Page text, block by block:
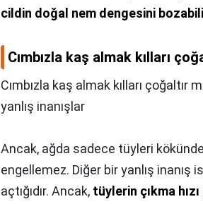
cildin doğal nem dengesini
Cımbızla kaş almak kılları
Cımbızla kaş almak kılları çoğaltır
yanlış inanışlar
Ancak, ağda sadece tüyleri
engellemez. Diğer bir yanlış inanış
açtığıdır. Ancak, tüylerin çıkma